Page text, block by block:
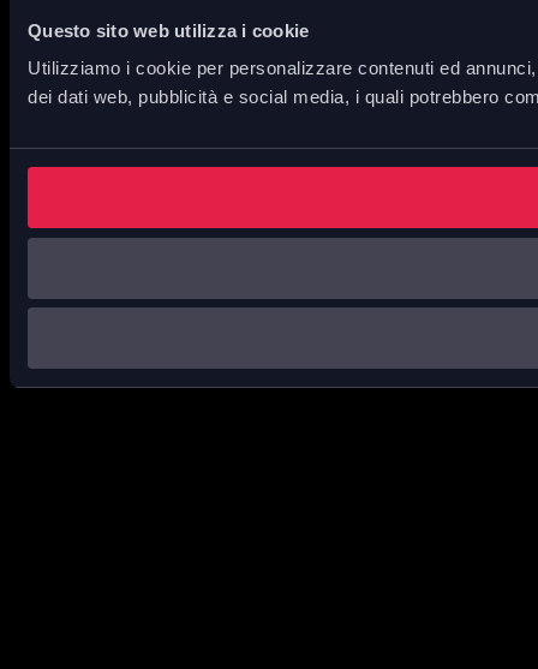
Questo sito web utilizza i cookie
Utilizziamo i cookie per personalizzare contenuti ed
dei dati web, pubblicità e social media, i quali potrebbero